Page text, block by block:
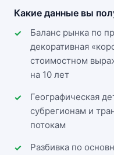
Какие данные вы
Баланс рынка по
декоративная
стоимостном
на 10 лет
Географическая
субрегионам и
потокам
Разбивка по